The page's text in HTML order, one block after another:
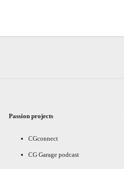
Passion projects
CGconnect
CG Garage podcast